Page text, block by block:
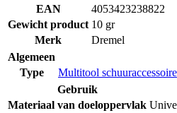
EAN
4053423238822
Gewicht product 10 gr
Merk
Dremel
Algemeen
Type
Multitool schuuraccessoire
Gebruik
Materiaal van doeloppervlak